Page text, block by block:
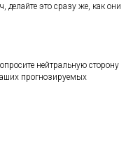
делайте это сразу же, как они
нейтральную сторону
прогнозируемых